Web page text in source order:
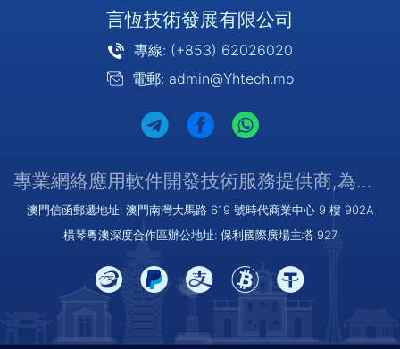
言恆技術發展有限公司
專線: (+853) 62026020
電郵: admin@Yhtech.mo
專業網絡應用軟件開發技術服務提供商,為您提供優質/可靠的服務
澳門信函郵遞地址: 澳門南灣大馬路 619 號時代商業中心 9 樓 902A
橫琴粵澳深度合作區辦公地址: 保利國際廣場主塔 927